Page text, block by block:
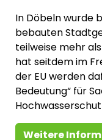
In Döbeln wurde
bebauten
teilweise mehr
hat seitdem im
der EU werden
Bedeutung“ für
Weitere